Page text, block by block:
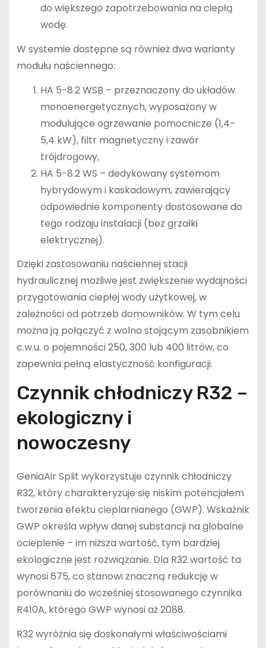
do większego zapotrzebowania na ciepłą
wodę.
W systemie dostępne są również dwa warianty
modułu naściennego:
HA 5-8.2 WSB – przeznaczony do układów
monoenergetycznych, wyposażony w
modulujące ogrzewanie pomocnicze (1,4–
5,4 kW), filtr magnetyczny i zawór
trójdrogowy,
HA 5-8.2 WS – dedykowany systemom
hybrydowym i kaskadowym, zawierający
odpowiednie komponenty dostosowane do
tego rodzaju instalacji (bez grzałki
elektrycznej).
Dzięki zastosowaniu naściennej stacji
hydraulicznej możliwe jest zwiększenie wydajności
przygotowania ciepłej wody użytkowej, w
zależności od potrzeb domowników. W tym celu
można ją połączyć z wolno stojącym zasobnikiem
c.w.u. o pojemności 250, 300 lub 400 litrów, co
zapewnia pełną elastyczność konfiguracji.
Czynnik chłodniczy R32 –
ekologiczny i
nowoczesny
GeniaAir Split wykorzystuje czynnik chłodniczy
R32, który charakteryzuje się niskim potencjałem
tworzenia efektu cieplarnianego (GWP). Wskaźnik
GWP określa wpływ danej substancji na globalne
ocieplenie – im niższa wartość, tym bardziej
ekologiczne jest rozwiązanie. Dla R32 wartość ta
wynosi 675, co stanowi znaczną redukcję w
porównaniu do wcześniej stosowanego czynnika
R410A, którego GWP wynosi aż 2088.
R32 wyróżnia się doskonałymi właściwościami